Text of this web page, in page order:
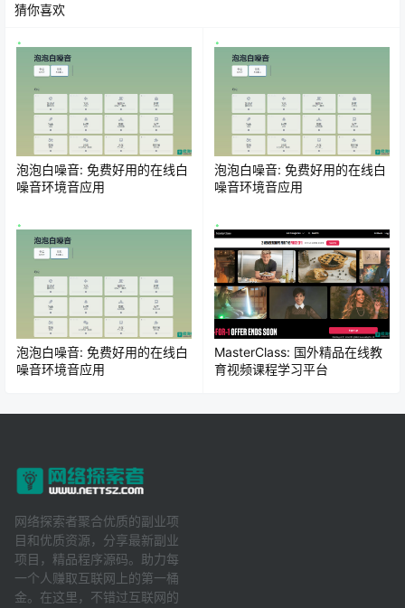
猜你喜欢
泡泡白噪音: 免费好用的在线白
噪音环境音应用
泡泡白噪音: 免费好用的在线白
噪音环境音应用
泡泡白噪音: 免费好用的在线白
噪音环境音应用
MasterClass: 国外精品在线教
育视频课程学习平台
网络探索者聚合优质的副业项
目和优质资源，分享最新副业
项目，精品程序源码。助力每
一个人赚取互联网上的第一桶
金。在这里，不错过互联网的